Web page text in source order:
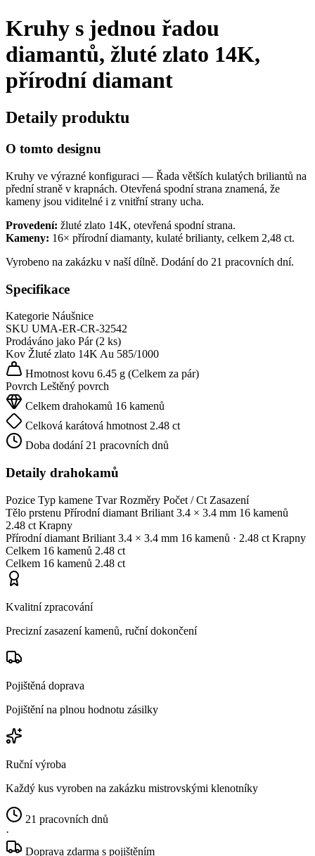
Kruhy s jednou řadou
diamantů, žluté zlato 14K,
přírodní diamant
Detaily produktu
O tomto designu
Kruhy ve výrazné konfiguraci — Řada větších kulatých briliantů na
přední straně v krapnách. Otevřená spodní strana znamená, že
kameny jsou viditelné i z vnitřní strany ucha.
Provedení: žluté zlato 14K, otevřená spodní strana.
Kameny: 16× přírodní diamanty, kulaté brilianty, celkem 2,48 ct.
Vyrobeno na zakázku v naší dílně. Dodání do 21 pracovních dní.
Specifikace
Kategorie Náušnice
SKU UMA-ER-CR-32542
Prodáváno jako Pár (2 ks)
Kov Žluté zlato 14KAu 585/1000
Hmotnost kovu 6.45 g (Celkem za pár)
Povrch Leštěný povrch
Celkem drahokamů 16 kamenů
Celková karátová hmotnost 2.48 ct
Doba dodání 21 pracovních dnů
Detaily drahokamů
Pozice Typ kamene Tvar Rozměry Počet / Ct Zasazení
Tělo prstenu Přírodní diamant Briliant 3.4 × 3.4 mm 16 kamenů
2.48 ct Krapny
Přírodní diamant Briliant 3.4 × 3.4 mm 16 kamenů · 2.48 ct Krapny
Celkem 16 kamenů 2.48 ct
Celkem 16 kamenů 2.48 ct
Kvalitní zpracování
Precizní zasazení kamenů, ruční dokončení
Pojištěná doprava
Pojištění na plnou hodnotu zásilky
Ruční výroba
Každý kus vyroben na zakázku mistrovskými klenotníky
21 pracovních dnů
·
Doprava zdarma s pojištěním